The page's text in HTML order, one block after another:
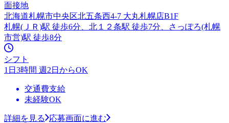
面接地
北海道札幌市中央区北五条西4-7 大丸札幌店B1F
札幌(ＪＲ)駅 徒歩6分、北１２条駅 徒歩7分、さっぽろ(札幌
市営)駅 徒歩8分
シフト
1日3時間 週2日からOK
交通費支給
未経験OK
詳細を見る
応募画面に進む